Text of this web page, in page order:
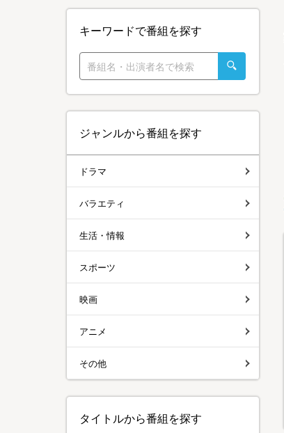
キーワードで番組を探す
ジャンルから番組を探す
ドラマ
バラエティ
生活・情報
スポーツ
映画
アニメ
その他
タイトルから番組を探す